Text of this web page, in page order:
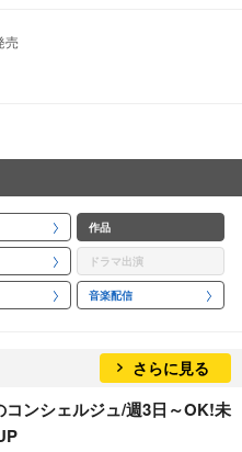
売
作品
ドラマ出演
音楽配信
さらに見る
ンシェルジュ/週3日～OK!未